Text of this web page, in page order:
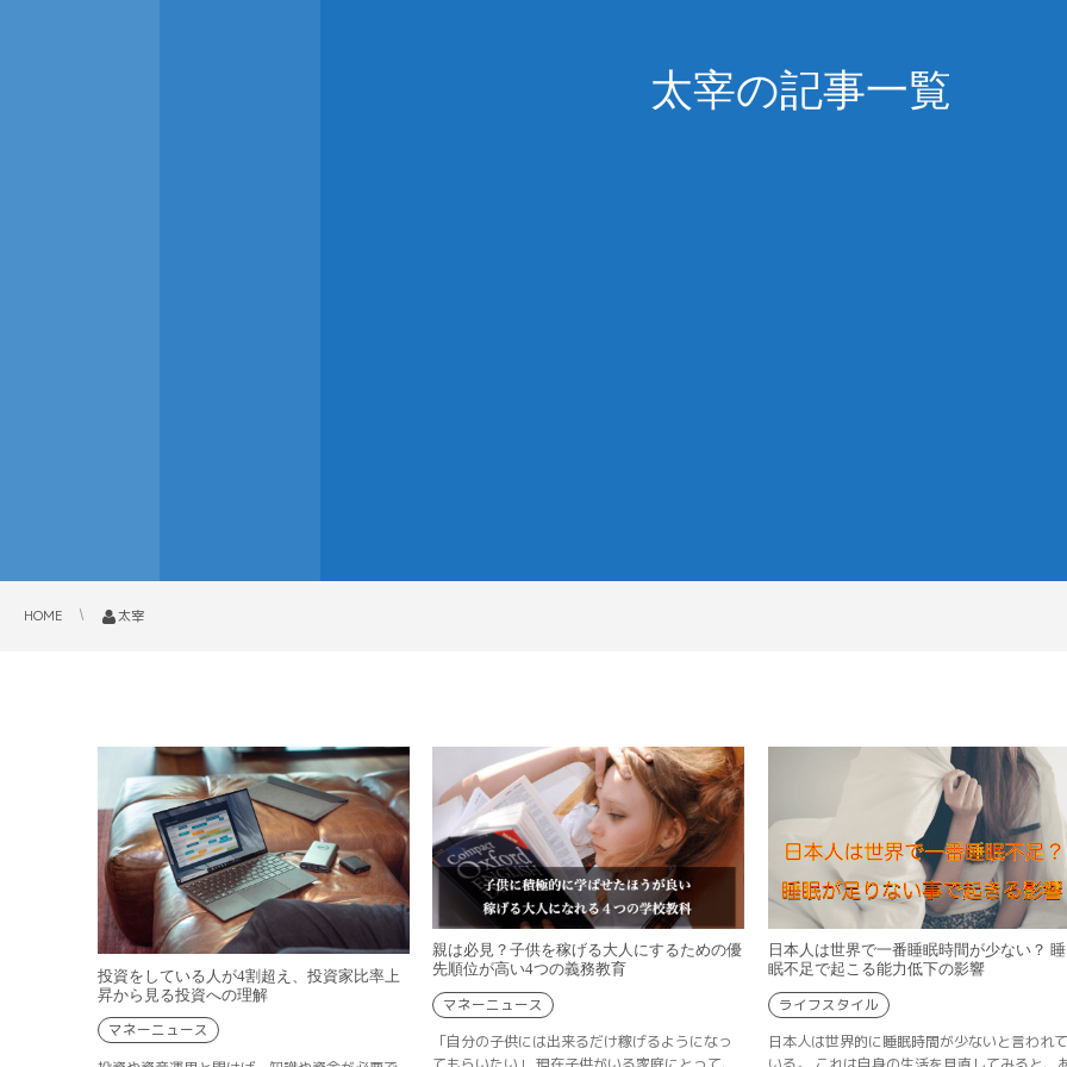
太宰の記事一覧
HOME 太宰
投資をしている人が4割超え、投資家比率上
昇から見る投資への理解
マネーニュース
親は必見？子供を稼げる大人にするための優
先順位が高い4つの義務教育
マネーニュース
「自分の子供には出来るだけ稼げるようになっ
日本人は世界で一番睡眠時間が少ない？ 睡
眠不足で起こる能力低下の影響
ライフスタイル
日本人は世界的に睡眠時間が少ないと言われて